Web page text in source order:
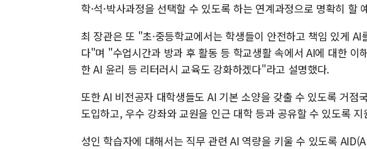
학·석·박사과정을 선택할 수 있도록 하는 연계과정으로 명확히 할
최 장관은 또 "초·중등학교에서는 학생들이 안전하고 책임 있게
다"며 "수업시간과 방과 후 활동 등 학교생활 속에서 AI에 대한 이
한 AI 윤리 등 리터러시 교육도 강화하겠다"라고 설명했다.
또한 AI 비전공자 대학생들도 AI 기본 소양을 갖출 수 있도록 거점
도입하고, 우수 강좌와 교원을 인근 대학 등과 공유할 수 있도록
성인 학습자에 대해서는 직무 관련 AI 역량을 키울 수 있도록